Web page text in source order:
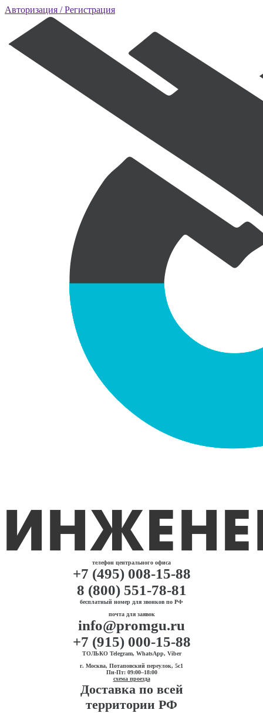
Авторизация / Регистрация
телефон центрального офиса
+7 (495) 008-15-88
8 (800) 551-78-81
бесплатный номер для звонков по РФ
почта для заявок
info@promgu.ru
+7 (915) 000-15-88
ТОЛЬКО Telegram, WhatsApp, Viber
г. Москва, Потаповский переулок, 5с1
Пн-Пт: 09:00–18:00
схема проезда
Доставка по всей
территории РФ